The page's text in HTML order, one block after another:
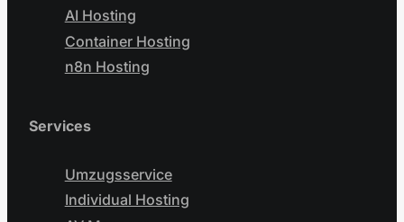
AI Hosting
Container Hosting
n8n Hosting
Services
Umzugsservice
Individual Hosting